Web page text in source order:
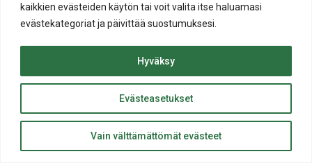
kaikkien evästeiden käytön tai voit valita itse haluamasi
evästekategoriat ja päivittää suostumuksesi.
Evästeasetukset
Vain välttämättömät evästeet
Hyväksy
Tipaton Tammikuu: Miksi se kannattaa ja miten onnistut?
Hyvinvointiblogi
Julkaistu 30.12.2024
ylös